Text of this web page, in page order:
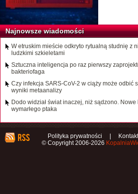
Najnowsze wiadomości
W etruskim mieście odkryto rytualną studnię z
ludzkimi szkieletami
Sztuczna inteligencja po raz pierwszy
bakteriofaga
Czy infekcja SARS-CoV-2 w ciąży może odbić
wyniki metaanalizy
Dodo widział świat inaczej, niż sądzono. Nowe
wymarłego ptaka
Polityka prywatności Kontakt
© Copyright 2006-2026